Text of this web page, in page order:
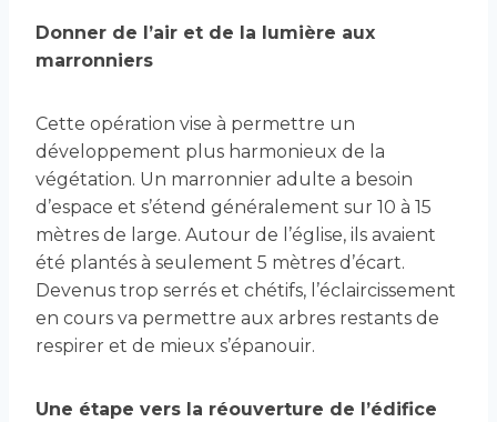
Donner de l’air et de la lumière aux
marronniers
Cette opération vise à permettre un
développement plus harmonieux de la
végétation. Un marronnier adulte a besoin
d’espace et s’étend généralement sur 10 à 15
mètres de large. Autour de l’église, ils avaient
été plantés à seulement 5 mètres d’écart.
Devenus trop serrés et chétifs, l’éclaircissement
en cours va permettre aux arbres restants de
respirer et de mieux s’épanouir.
Une étape vers la réouverture de l’édifice